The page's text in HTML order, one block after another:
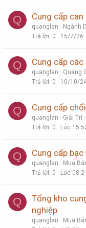
Q Cung cấp
quanglan
Ngành
Trả lời 0 15/7/26
Q Cung cấp
quanglan
Quảng
Trả lời 0 10/10/
Q Cung cấp
quanglan
Giải Trí
Trả lời 0 Lúc
Q Cung cấp
quanglan
Mua
Trả lời 0 Lúc
Q
Tổng kho
nghiệp
quanglan
Mua